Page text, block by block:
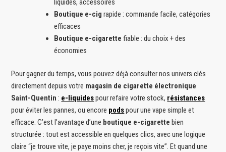
liquides, accessoires
Boutique e-cig rapide : commande facile, catégories
efficaces
Boutique e-cigarette fiable : du choix + des
économies
Pour gagner du temps, vous pouvez déjà consulter nos univers clés
directement depuis votre magasin de cigarette électronique
Saint-Quentin : e-liquidespour refaire votre stock, résistances
pour éviter les pannes, ou encore podspour une vape simple et
efficace. C’est l’avantage d’une boutique e-cigarette bien
structurée : tout est accessible en quelques clics, avec une logique
claire “je trouve vite, je paye moins cher, je reçois vite”. Et quand une